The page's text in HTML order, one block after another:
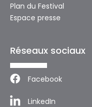
Plan du Festival
Espace presse
Réseaux sociaux
Facebook
LinkedIn